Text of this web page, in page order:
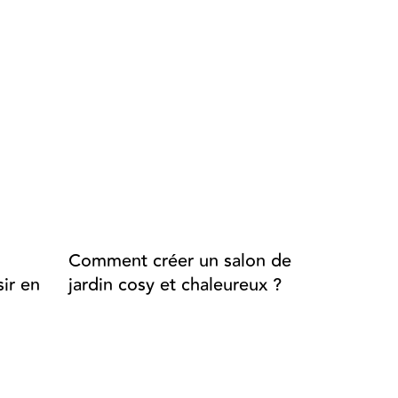
en
Comment créer un salon de
jardin cosy et chaleureux ?